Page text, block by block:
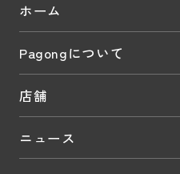
ホーム
Pagongについて
店舗
ニュース